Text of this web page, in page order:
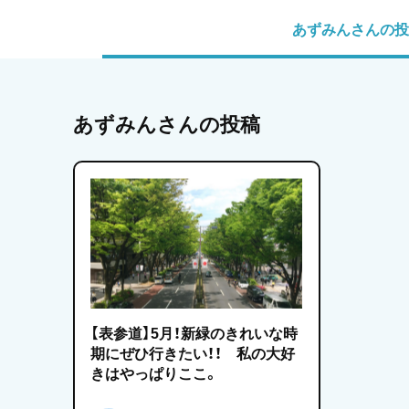
あずみんさんの
あずみんさんの投稿
【表参道】5月！新緑のきれいな時
期にぜひ行きたい！！ 私の大好
きはやっぱりここ。